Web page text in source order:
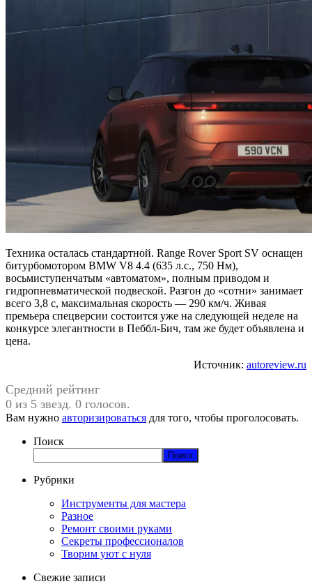
Техника осталась стандартной. Range Rover Sport SV оснащен
битурбомотором BMW V8 4.4 (635 л.с., 750 Нм),
восьмиступенчатым «автоматом», полным приводом и
гидропневматической подвеской. Разгон до «сотни» занимает
всего 3,8 с, максимальная скорость — 290 км/ч. Живая
премьера спецверсии состоится уже на следующей неделе на
конкурсе элегантности в Пеббл-Бич, там же будет объявлена и
цена.
Источник: autoreview.ru
Средний рейтинг
0 из 5 звезд. 0 голосов.
Вам нужно авторизироваться для того, чтобы проголосовать.
Поиск
Поиск
Рубрики
Инструменты для мастера
Разное
Ремонт своими руками
Секреты профессионалов
Творим уют с нуля
Свежие записи